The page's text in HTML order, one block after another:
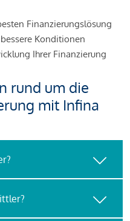
Finanzierungslösung
Konditionen
Ihrer Finanzierung
rund um die
mit Infina